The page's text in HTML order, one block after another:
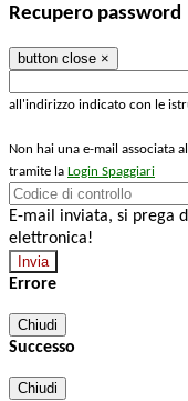
Recupero password
button close ×
all'indirizzo indicato con le
Non hai una e-mail associata
tramite la Login Spaggiari
E-mail inviata, si prega
elettronica!
Errore
Chiudi
Successo
Chiudi